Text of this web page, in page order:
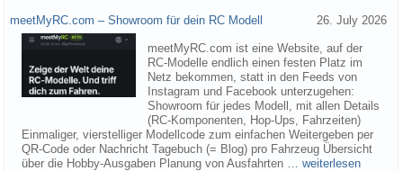
meetMyRC.com – Showroom für dein RC Modell 26. July 2026
meetMyRC.com ist eine Website, auf der
RC-Modelle endlich einen festen Platz im
Netz bekommen, statt in den Feeds von
Instagram und Facebook unterzugehen:
Showroom für jedes Modell, mit allen Details
(RC-Komponenten, Hop-Ups, Fahrzeiten)
Einmaliger, vierstelliger Modellcode zum einfachen Weitergeben per
QR-Code oder Nachricht Tagebuch (= Blog) pro Fahrzeug Übersicht
über die Hobby-Ausgaben Planung von Ausfahrten … weiterlesen